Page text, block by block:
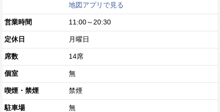
地図アプリで見る
営業時間 11:00～20:30
定休日 月曜日
席数 14席
個室 無
喫煙・禁煙 禁煙
駐車場 無